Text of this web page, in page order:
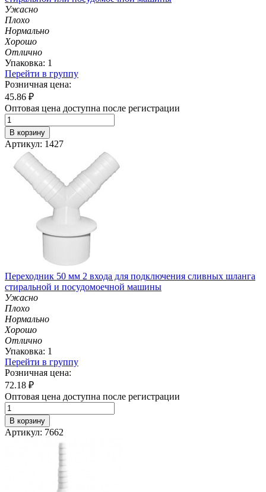
Ужасно
Плохо
Нормально
Хорошо
Отлично
Упаковка: 1
Перейти в группу
Розничная цена:
45.86 ₽
Оптовая цена доступна после регистрации
В корзину
Артикул: 1427
Переходник 50 мм 2 входа для подключения сливных шланга
стиральной и посудомоечной машины
Ужасно
Плохо
Нормально
Хорошо
Отлично
Упаковка: 1
Перейти в группу
Розничная цена:
72.18 ₽
Оптовая цена доступна после регистрации
В корзину
Артикул: 7662